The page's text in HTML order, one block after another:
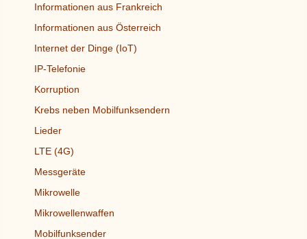
Informationen aus Frankreich
Informationen aus Österreich
Internet der Dinge (IoT)
IP-Telefonie
Korruption
Krebs neben Mobilfunksendern
Lieder
LTE (4G)
Messgeräte
Mikrowelle
Mikrowellenwaffen
Mobilfunksender